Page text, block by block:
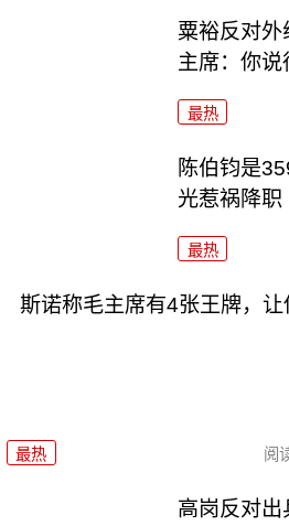
粟裕反对
主席：你说
最热
陈伯钧是
光惹祸降职
最热
斯诺称毛主席有4张王牌，
最热 阅
高岗反对